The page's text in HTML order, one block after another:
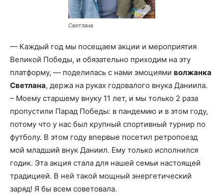
Светлана
— Каждый год мы посещаем акции и мероприятия
Великой Победы, и обязательно приходим на эту
платформу, — поделилась с нами эмоциями волжанка
Светлана, держа на руках годовалого внука Даниила.
– Моему старшему внуку 11 лет, и мы только 2 раза
пропустили Парад Победы: в пандемию и в этом году,
потому что у нас был крупный спортивный турнир по
футболу. В этом году впервые посетил ретропоезд
мой младший внук Даниил. Ему только исполнился
годик. Эта акция стала для нашей семьи настоящей
традицией. В ней такой мощный энергетический
заряд! Я бы всем советовала.